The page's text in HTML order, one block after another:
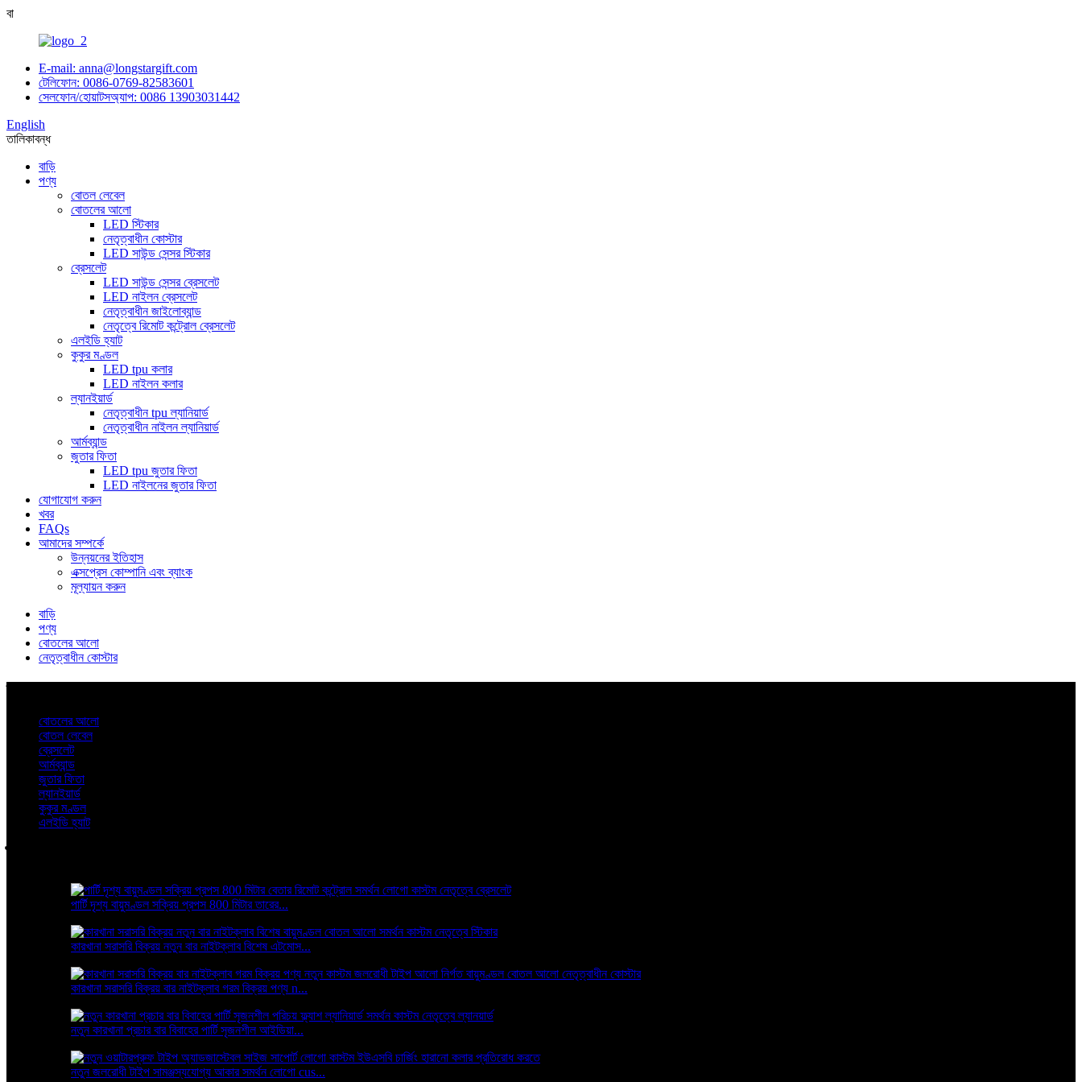
বা
E-mail: anna@longstargift.com
টেলিফোন: 0086-0769-82583601
সেলফোন/হোয়াটসঅ্যাপ: 0086 13903031442
English
তালিকাবন্ধ
বাড়ি
পণ্য
বোতল লেবেল
বোতলের আলো
LED স্টিকার
নেতৃত্বাধীন কোস্টার
LED সাউন্ড সেন্সর স্টিকার
ব্রেসলেট
LED সাউন্ড সেন্সর ব্রেসলেট
LED নাইলন ব্রেসলেট
নেতৃত্বাধীন জাইলোব্যান্ড
নেতৃত্বে রিমোট কন্ট্রোল ব্রেসলেট
এলইডি হ্যাট
কুকুর মণ্ডল
LED tpu কলার
LED নাইলন কলার
ল্যানইয়ার্ড
নেতৃত্বাধীন tpu ল্যানিয়ার্ড
নেতৃত্বাধীন নাইলন ল্যানিয়ার্ড
আর্মব্যান্ড
জুতার ফিতা
LED tpu জুতার ফিতা
LED নাইলনের জুতার ফিতা
যোগাযোগ করুন
খবর
FAQs
আমাদের সম্পর্কে
উন্নয়নের ইতিহাস
এক্সপ্রেস কোম্পানি এবং ব্যাংক
মূল্যায়ন করুন
বাড়ি
পণ্য
বোতলের আলো
নেতৃত্বাধীন কোস্টার
বোতলের আলো
বোতল লেবেল
ব্রেসলেট
আর্মব্যান্ড
জুতার ফিতা
ল্যানইয়ার্ড
কুকুর মণ্ডল
এলইডি হ্যাট
পার্টি দৃশ্য বায়ুমণ্ডল সক্রিয় প্রপস 800 মিটার তারের...
কারখানা সরাসরি বিক্রয় নতুন বার নাইটক্লাব বিশেষ এটমোস...
কারখানা সরাসরি বিক্রয় বার নাইটক্লাব গরম বিক্রয় পণ্য n...
নতুন কারখানা প্রচার বার বিবাহের পার্টি সৃজনশীল আইডিয়া...
নতুন জলরোধী টাইপ সামঞ্জস্যযোগ্য আকার সমর্থন লোগো cus...